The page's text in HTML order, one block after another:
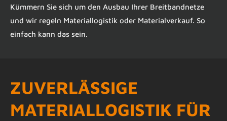
Kümmern Sie sich um den Ausbau Ihrer Breitbandnetze
und wir regeln Materiallogistik oder Materialverkauf. So
einfach kann das sein.
ZUVERLÄSSIGE
MATERIALLOGISTIK FÜR